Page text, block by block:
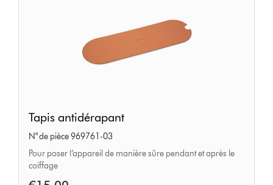
antidérapant
Tapis antidérapant
N° de pièce 969761-03
Pour poser l’appareil de manière sûre pendant et après le
coiffage